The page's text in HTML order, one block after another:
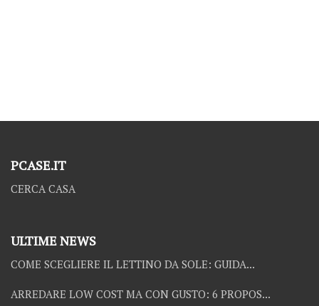
PCASE.IT
CERCA CASA
ULTIME NEWS
COME SCEGLIERE IL LETTINO DA SOLE: GUIDA...
ARREDARE LOW COST MA CON GUSTO: 6 PROPOS...